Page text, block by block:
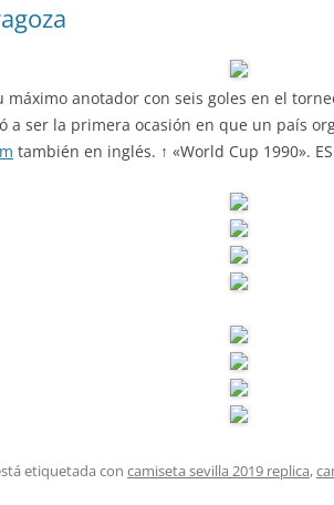
máximo anotador con seis goles en el
a ser la primera ocasión en que un país
también en inglés. ↑ «World Cup 1990».
etiquetada con camiseta sevilla 2019 replica,